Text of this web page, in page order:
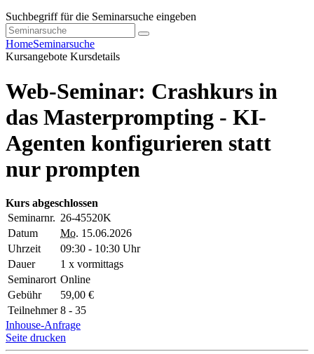
Suchbegriff für die Seminarsuche eingeben
HomeSeminarsuche
Kursangebote Kursdetails
Web-Seminar: Crashkurs in
das Masterprompting - KI-
Agenten konfigurieren statt
nur prompten
Kurs abgeschlossen
Seminarnr. 26-45520K
Datum
Mo. 15.06.2026
Uhrzeit
09:30 - 10:30 Uhr
Dauer
1 x vormittags
Seminarort Online
Gebühr
59,00 €
Teilnehmer 8 - 35
Inhouse-Anfrage
Seite drucken